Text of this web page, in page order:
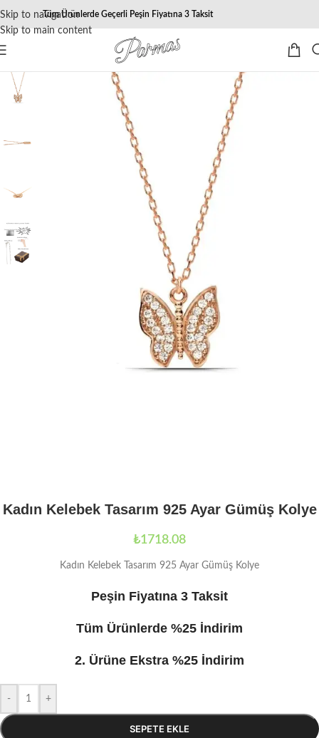
Skip to navigation
Skip to main content
Tüm Ürünlerde Geçerli Peşin Fiyatına 3 Taksit
Kadın Kelebek Tasarım 925 Ayar Gümüş Kolye
₺1718.08
Kadın Kelebek Tasarım 925 Ayar Gümüş Kolye
Peşin Fiyatına 3 Taksit
Tüm Ürünlerde %25 İndirim
2. Ürüne Ekstra %25 İndirim
- +
SEPETE EKLE